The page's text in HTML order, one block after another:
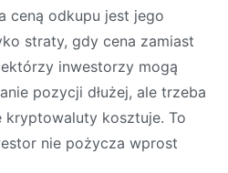
ceną odkupu jest jego
straty, gdy cena zamiast
inwestorzy mogą
pozycji dłużej, ale trzeba
kryptowaluty kosztuje. To
nie pożycza wprost